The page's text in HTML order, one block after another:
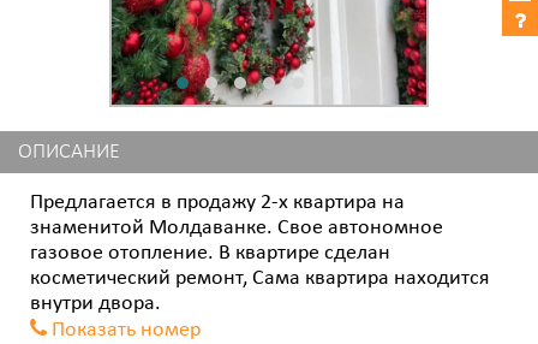
ОПИСАНИЕ
Предлагается в продажу 2-х квартира на
знаменитой Молдаванке. Свое автономное
газовое отопление. В квартире сделан
косметический ремонт, Сама квартира находится
внутри двора.
Показать номер